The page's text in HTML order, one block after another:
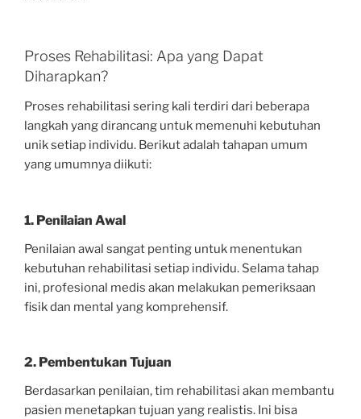
Proses Rehabilitasi: Apa yang Dapat
Diharapkan?
Proses rehabilitasi sering kali terdiri dari beberapa
langkah yang dirancang untuk memenuhi kebutuhan
unik setiap individu. Berikut adalah tahapan umum
yang umumnya diikuti:
1. Penilaian Awal
Penilaian awal sangat penting untuk menentukan
kebutuhan rehabilitasi setiap individu. Selama tahap
ini, profesional medis akan melakukan pemeriksaan
fisik dan mental yang komprehensif.
2. Pembentukan Tujuan
Berdasarkan penilaian, tim rehabilitasi akan membantu
pasien menetapkan tujuan yang realistis. Ini bisa